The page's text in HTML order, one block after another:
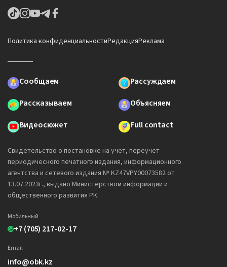
Политика конфиденциальностиРедакцияРеклама
Сообщаем
Рассуждаем
Рассказываем
Объясняем
Видеосюжет
Full contact
Свидетельство о постановке на учет, переучет
периодического печатного издания, информационного
агентства и сетевого издания № KZ47VPY00073582 от
13.07.2023г., выдано Министерством информации и
общественного развития РК.
Мобильный
+7 (705) 217-02-17
Email
info@obk.kz